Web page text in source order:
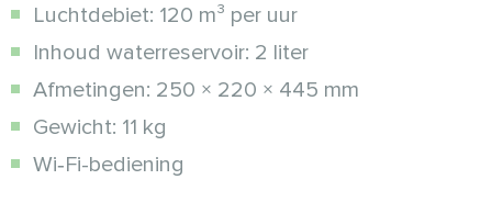
Luchtdebiet: 120 m³ per uur
Inhoud waterreservoir: 2 liter
Afmetingen: 250 × 220 × 445 mm
Gewicht: 11 kg
Wi‑Fi-bediening